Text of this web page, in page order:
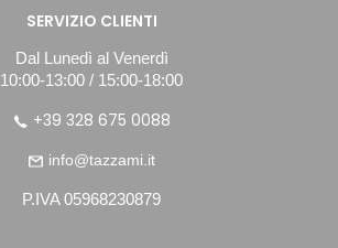
SERVIZIO CLIENTI
Dal Lunedì al Venerdì
10:00-13:00 / 15:00-18:00
+39 328 675 0088
info@tazzami.it
P.IVA 05968230879